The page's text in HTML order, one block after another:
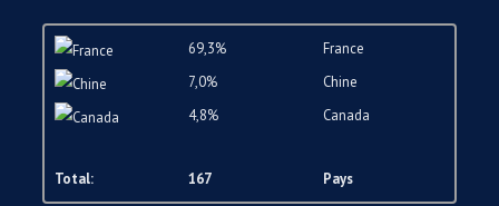
69,3%
France
7,0%
Chine
4,8%
Canada
Total: 167 Pays